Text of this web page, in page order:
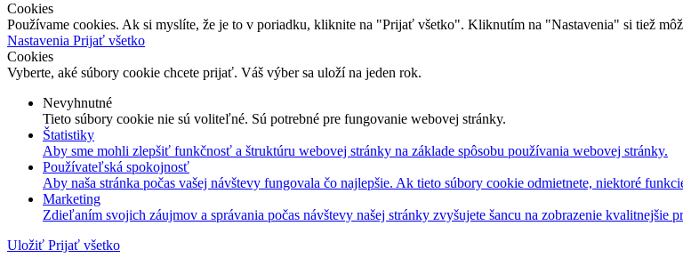
Cookies
Používame cookies. Ak si myslíte, že je to v poriadku, kliknite na "Prijať všetko". Kliknutím na "Nastavenia" si tiež
Nastavenia Prijať všetko
Cookies
Vyberte, aké súbory cookie chcete prijať. Váš výber sa uloží na jeden rok.
Nevyhnutné
Tieto súbory cookie nie sú voliteľné. Sú potrebné pre fungovanie webovej stránky.
Štatistiky
Aby sme mohli zlepšiť funkčnosť a štruktúru webovej stránky na základe spôsobu používania webovej stránky.
Používateľská spokojnosť
Aby naša stránka počas vašej návštevy fungovala čo najlepšie. Ak tieto súbory cookie odmietnete, niektoré
Marketing
Zdieľaním svojich záujmov a správania počas návštevy našej stránky zvyšujete šancu na zobrazenie kvalitnejšie
Uložiť Prijať všetko